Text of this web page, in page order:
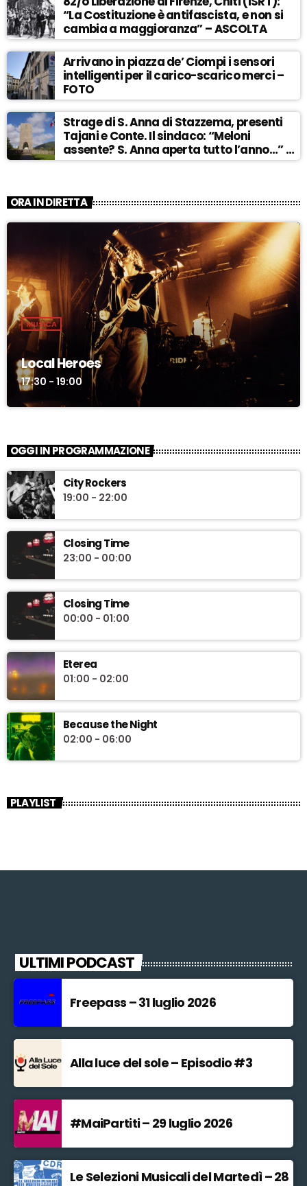
“La Costituzione è antifascista, e non si
cambia a maggioranza” – ASCOLTA
Arrivano in piazza de’ Ciompi i sensori
intelligenti per il carico-scarico merci –
FOTO
Strage di S. Anna di Stazzema, presenti
Tajani e Conte. Il sindaco: “Meloni
assente? S. Anna aperta tutto l’anno…” –
ASCOLTA
ORA IN DIRETTA
MUSICA
Local Heroes
17:30 - 19:00
OGGI IN PROGRAMMAZIONE
City Rockers
19:00 - 22:00
Closing Time
23:00 - 00:00
Closing Time
00:00 - 01:00
Eterea
01:00 - 02:00
Because the Night
02:00 - 06:00
PLAYLIST
ULTIMI PODCAST
Freepass – 31 luglio 2026
Alla luce del sole – Episodio #3
#MaiPartiti – 29 luglio 2026
Le Selezioni Musicali del Martedì – 28